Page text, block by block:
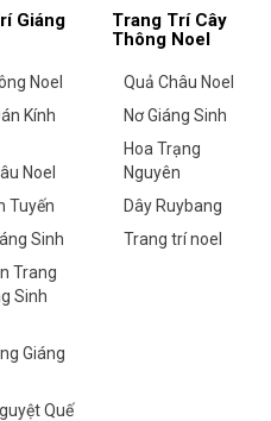
Giáng
Noel
Kính
Noel
Tuyến
Sinh
Trang
Sinh
Giáng
Quế
Trang Trí Cây
Thông Noel
Quả Châu Noel
Nơ Giáng Sinh
Hoa Trạng
Nguyên
Dây Ruybang
Trang trí noel